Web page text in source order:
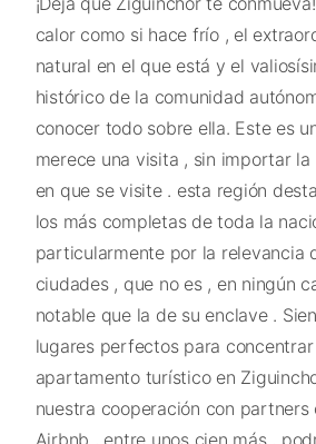
calor como si hace frío , el
natural en el que está y el
histórico de la comunidad
conocer todo sobre ella. Este es
merece una visita , sin importar
en que se visite . esta región
los más completas de toda la
particularmente por la relevancia
ciudades , que no es , en ningún
notable que la de su enclave .
lugares perfectos para
apartamento turístico en
nuestra cooperación con partners
Airbnb , entre unos cien más ,